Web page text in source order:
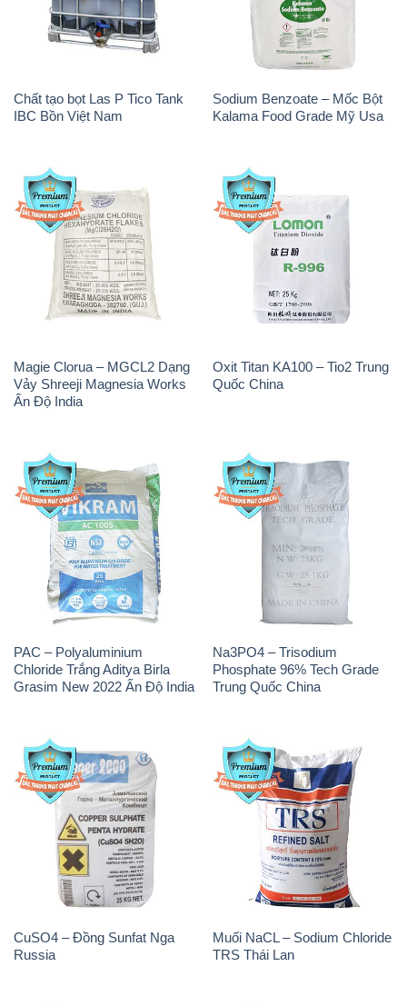
Chất tạo bọt Las P Tico Tank
IBC Bồn Việt Nam
Sodium Benzoate – Mốc Bột
Kalama Food Grade Mỹ Usa
Magie Clorua – MGCL2 Dạng
Vảy Shreeji Magnesia Works
Ấn Độ India
Oxit Titan KA100 – Tio2 Trung
Quốc China
PAC – Polyaluminium
Chloride Trắng Aditya Birla
Grasim New 2022 Ấn Độ India
Na3PO4 – Trisodium
Phosphate 96% Tech Grade
Trung Quốc China
CuSO4 – Đồng Sunfat Nga
Russia
Muối NaCL – Sodium Chloride
TRS Thái Lan